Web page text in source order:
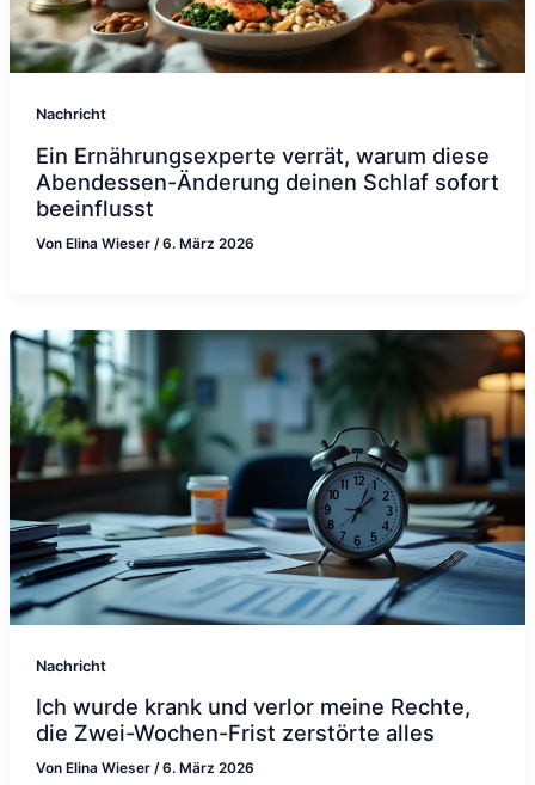
Nachricht
Ein Ernährungsexperte verrät, warum diese
Abendessen-Änderung deinen Schlaf sofort
beeinflusst
Von Elina Wieser /6. März 2026
Nachricht
Ich wurde krank und verlor meine Rechte,
die Zwei-Wochen-Frist zerstörte alles
Von Elina Wieser /6. März 2026